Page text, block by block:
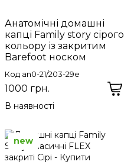
Анатомічні домашні
капці Family story сірого
кольору із закритим
Barefoot носком
Код an0-21/203-29e
1000 грн.
В наявності
new